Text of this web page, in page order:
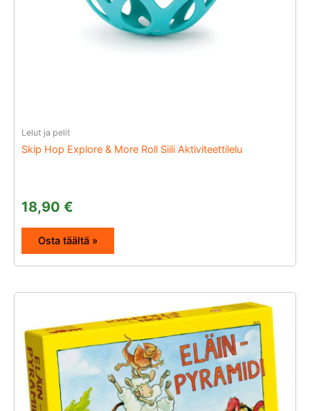
Lelut ja pelit
Skip Hop Explore & More Roll Siili Aktiviteettilelu
18,90 €
Osta täältä »